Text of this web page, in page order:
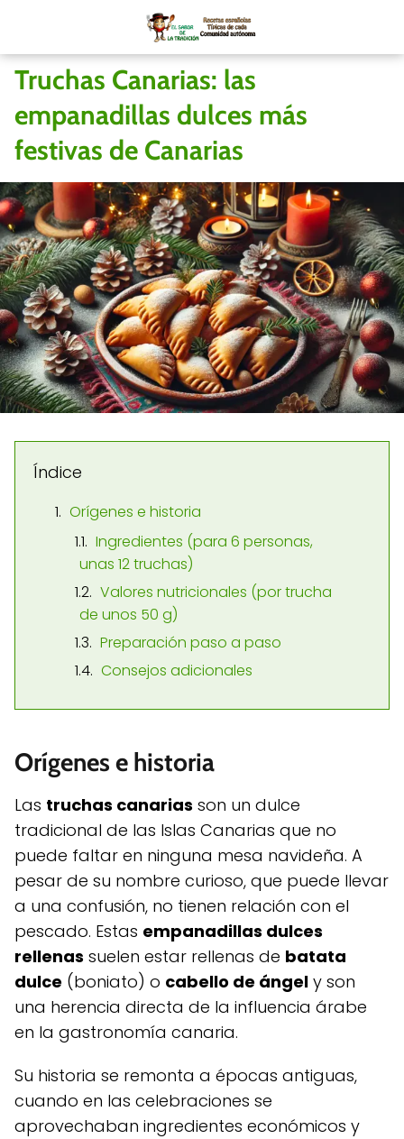
Truchas Canarias: las
empanadillas dulces más
festivas de Canarias
Índice
Orígenes e historia
Ingredientes (para 6 personas,
unas 12 truchas)
Valores nutricionales (por trucha
de unos 50 g)
Preparación paso a paso
Consejos adicionales
Orígenes e historia
Las truchas canarias son un dulce
tradicional de las Islas Canarias que no
puede faltar en ninguna mesa navideña. A
pesar de su nombre curioso, que puede llevar
a una confusión, no tienen relación con el
pescado. Estas empanadillas dulces
rellenas suelen estar rellenas de batata
dulce (boniato) o cabello de ángel y son
una herencia directa de la influencia árabe
en la gastronomía canaria.
Su historia se remonta a épocas antiguas,
cuando en las celebraciones se
aprovechaban ingredientes económicos y